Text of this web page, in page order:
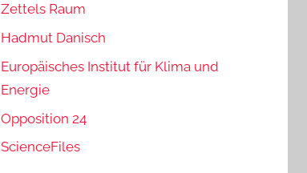
Zettels Raum
Hadmut Danisch
Europäisches Institut für Klima und
Energie
Opposition 24
ScienceFiles